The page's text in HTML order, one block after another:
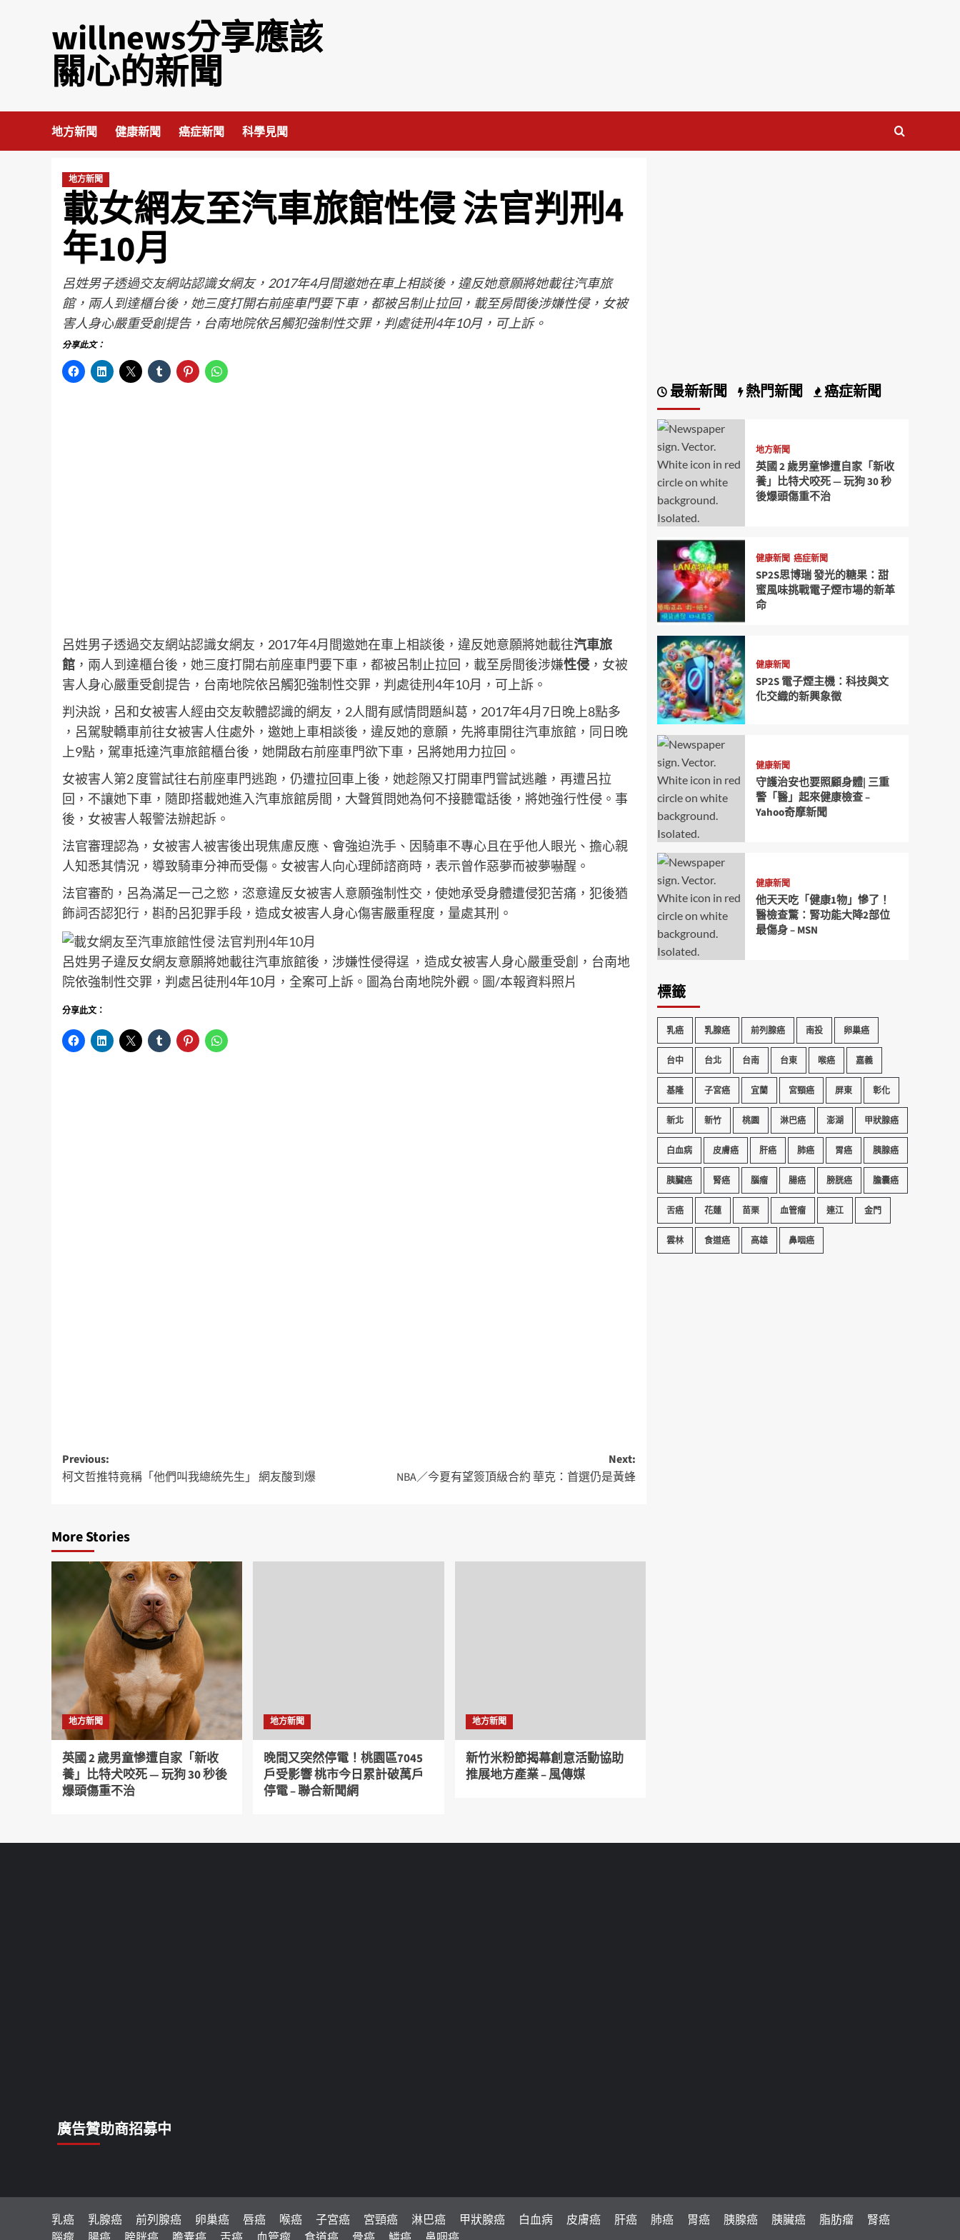
willnews分享應該
關心的新聞
地方新聞 健康新聞 癌症新聞 科學見聞
地方新聞
載女網友至汽車旅館性侵 法官判刑4
年10月
呂姓男子透過交友網站認識女網友，2017年4月間邀她在車上相談後，違反她意願將她載往汽車旅
館，兩人到達櫃台後，她三度打開右前座車門要下車，都被呂制止拉回，載至房間後涉嫌性侵，女被
害人身心嚴重受創提告，台南地院依呂觸犯強制性交罪，判處徒刑4年10月，可上訴。
分享此文：
呂姓男子透過交友網站認識女網友，2017年4月間邀她在車上相談後，違反她意願將她載往汽車旅
館 ，兩人到達櫃台後，她三度打開右前座車門要下車，都被呂制止拉回，載至房間後涉嫌性侵 ，女被
害人身心嚴重受創提告，台南地院依呂觸犯強制性交罪，判處徒刑4年10月，可上訴。
判決說，呂和女被害人經由交友軟體認識的網友，2人間有感情問題糾葛，2017年4月7日晚上8點多
，呂駕駛轎車前往女被害人住處外，邀她上車相談後，違反她的意願，先將車開往汽車旅館，同日晚
上9點，駕車抵達汽車旅館櫃台後，她開啟右前座車門欲下車，呂將她用力拉回。
女被害人第2 度嘗試往右前座車門逃跑，仍遭拉回車上後，她趁隙又打開車門嘗試逃離，再遭呂拉
回，不讓她下車，隨即搭載她進入汽車旅館房間，大聲質問她為何不接聽電話後，將她強行性侵。事
後，女被害人報警法辦起訴。
法官審理認為，女被害人被害後出現焦慮反應、會強迫洗手、因騎車不專心且在乎他人眼光、擔心親
人知悉其情況，導致騎車分神而受傷。女被害人向心理師諮商時，表示曾作惡夢而被夢嚇醒。
法官審酌，呂為滿足一己之慾，恣意違反女被害人意願強制性交，使她承受身體遭侵犯苦痛，犯後猶
飾詞否認犯行，斟酌呂犯罪手段，造成女被害人身心傷害嚴重程度，量處其刑。
呂姓男子違反女網友意願將她載往汽車旅館後，涉嫌性侵得逞 ，造成女被害人身心嚴重受創，台南地
院依強制性交罪，判處呂徒刑4年10月，全案可上訴。圖為台南地院外觀。圖/本報資料照片
分享此文：
Previous:
柯文哲推特竟稱「他們叫我總統先生」 網友酸到爆
Next:
NBA／今夏有望簽頂級合約 華克：首選仍是黃蜂
More Stories
地方新聞
英國 2 歲男童慘遭自家「新收
養」比特犬咬死 — 玩狗 30 秒後
爆頭傷重不治
地方新聞
晚間又突然停電！桃園區7045
戶受影響 桃市今日累計破萬戶
停電 – 聯合新聞網
地方新聞
新竹米粉節揭幕創意活動協助
推展地方產業 – 風傳媒
最新新聞 熱門新聞 癌症新聞
地方新聞
英國 2 歲男童慘遭自家「新收
養」比特犬咬死 — 玩狗 30 秒
後爆頭傷重不治
健康新聞 癌症新聞
SP2S思博瑞 發光的糖果：甜
蜜風味挑戰電子煙市場的新革
命
健康新聞
SP2S 電子煙主機：科技與文
化交織的新興象徵
健康新聞
守護治安也要照顧身體| 三重
警「醫」起來健康檢查 –
Yahoo奇摩新聞
健康新聞
他天天吃「健康1物」慘了！
醫檢查驚：腎功能大降2部位
最傷身 – MSN
標籤
乳癌 乳腺癌 前列腺癌 南投 卵巢癌
台中 台北 台南 台東 喉癌 嘉義
基隆 子宮癌 宜蘭 宮頸癌 屏東 彰化
新北 新竹 桃園 淋巴癌 澎湖 甲狀腺癌
白血病 皮膚癌 肝癌 肺癌 胃癌 胰腺癌
胰臟癌 腎癌 腦瘤 腸癌 膀胱癌 膽囊癌
舌癌 花蓮 苗栗 血管瘤 連江 金門
雲林 食道癌 高雄 鼻咽癌
廣告贊助商招募中
乳癌 乳腺癌 前列腺癌 卵巢癌 唇癌 喉癌 子宮癌 宮頸癌 淋巴癌 甲狀腺癌 白血病 皮膚癌 肝癌 肺癌 胃癌 胰腺癌 胰臟癌 脂肪瘤
腎癌
腦瘤
腸癌 膀胱癌 膽囊癌 舌癌 血管瘤 食道癌 骨癌 鱗癌 鼻咽癌